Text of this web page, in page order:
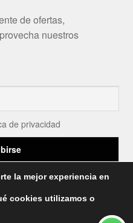
de ofertas,
nuestros
de privacidad
la mejor experiencia en
cookies utilizamos o